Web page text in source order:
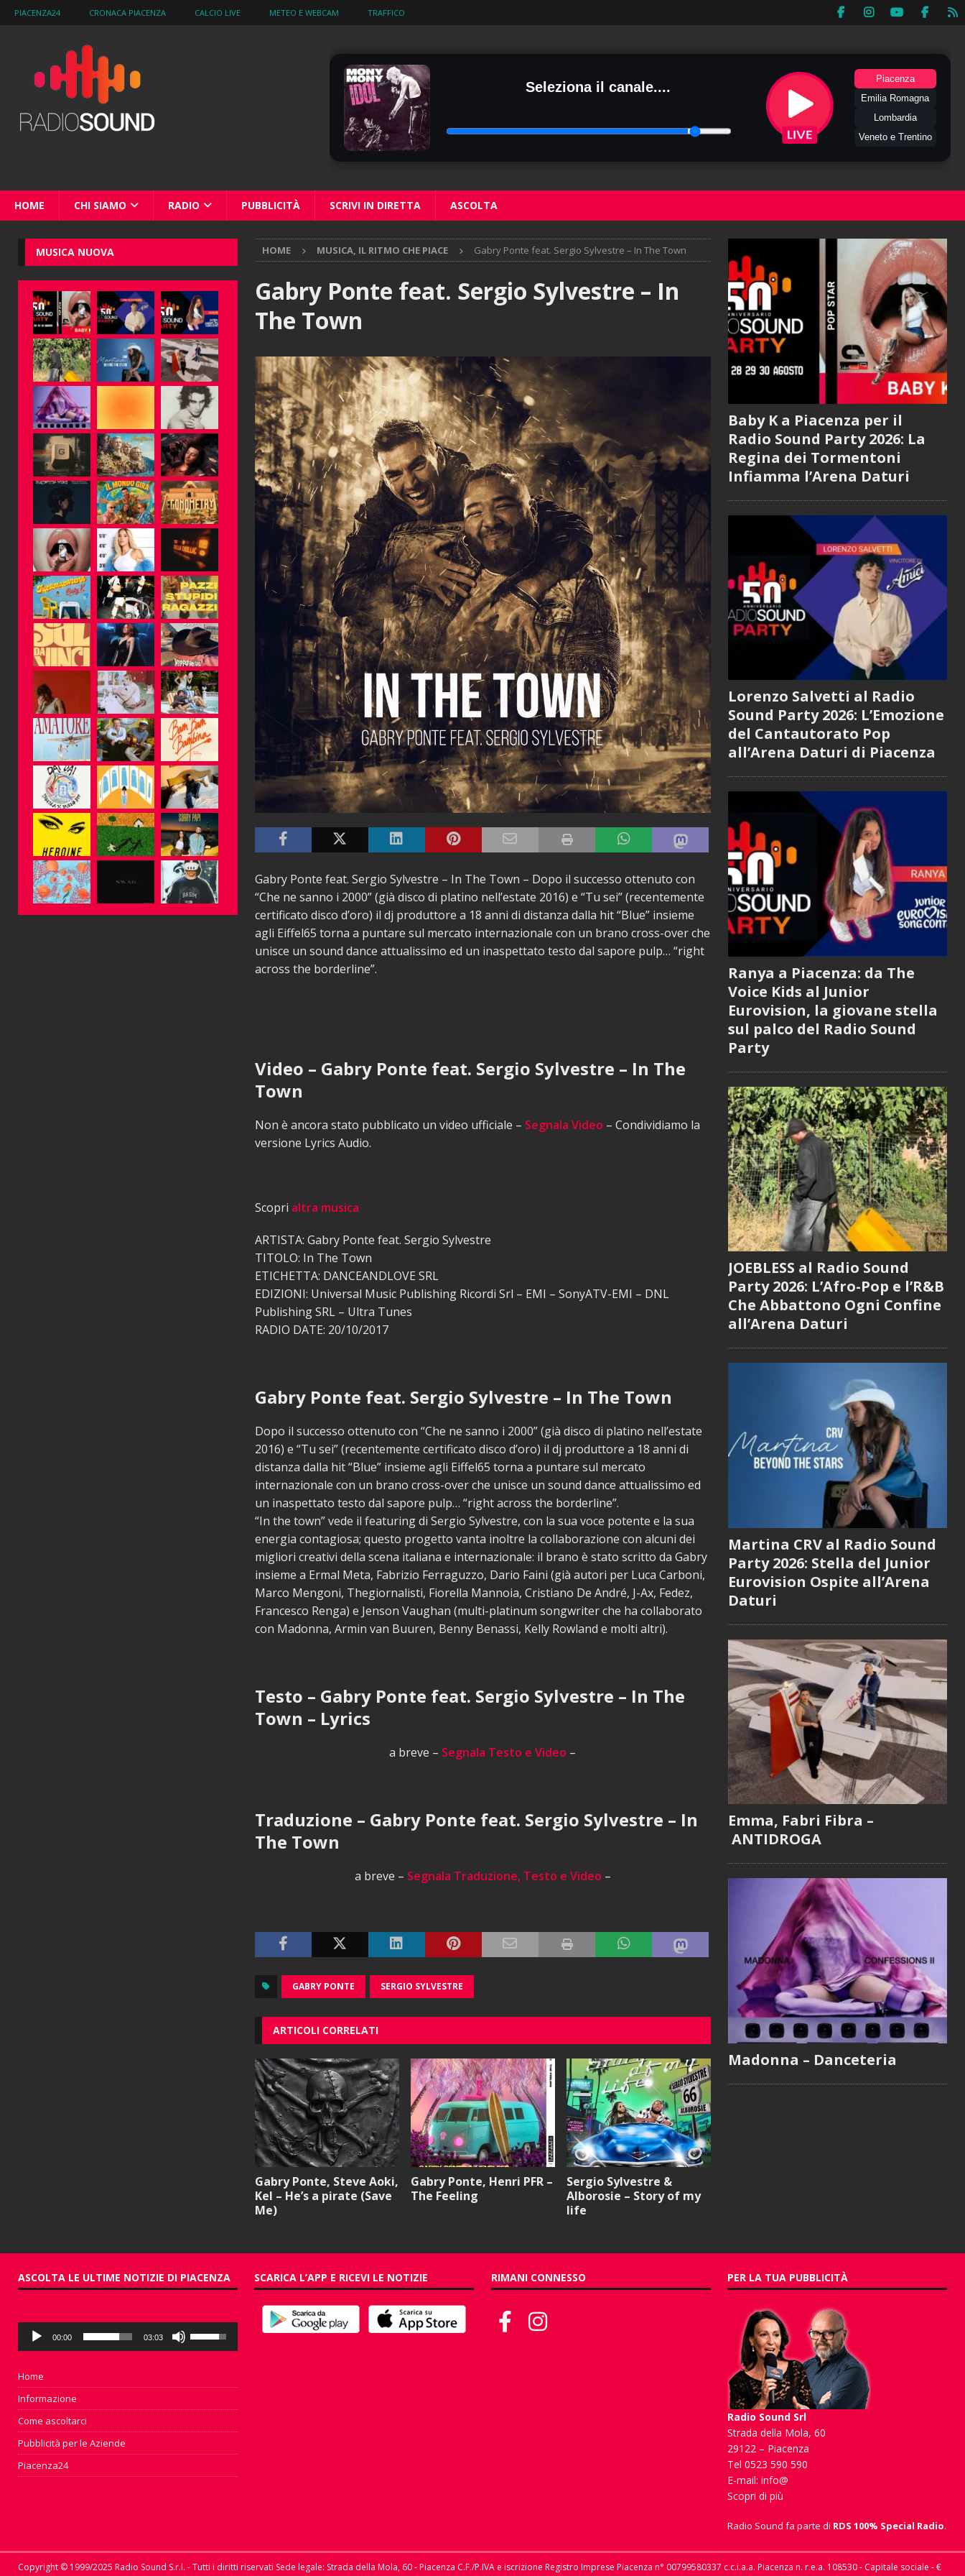
PIACENZA24 CRONACA PIACENZA CALCIO LIVE METEO E WEBCAM TRAFFICO
Seleziona il canale....
Piacenza
Emilia Romagna
Lombardia
Veneto e Trentino
HOME CHI SIAMO RADIO PUBBLICITÀ SCRIVI IN DIRETTA ASCOLTA
HOME MUSICA, IL RITMO CHE PIACE Gabry Ponte feat. Sergio Sylvestre – In The Town
Gabry Ponte feat. Sergio Sylvestre – In
The Town
Gabry Ponte feat. Sergio Sylvestre – In The Town – Dopo il successo ottenuto con
“Che ne sanno i 2000” (già disco di platino nell’estate 2016) e “Tu sei” (recentemente
certificato disco d’oro) il dj produttore a 18 anni di distanza dalla hit “Blue” insieme
agli Eiffel65 torna a puntare sul mercato internazionale con un brano cross-over che
unisce un sound dance attualissimo ed un inaspettato testo dal sapore pulp… “right
across the borderline”.
Video – Gabry Ponte feat. Sergio Sylvestre – In The
Town
Non è ancora stato pubblicato un video ufficiale – Segnala Video – Condividiamo la
versione Lyrics Audio.
Scopri altra musica
ARTISTA: Gabry Ponte feat. Sergio Sylvestre
TITOLO: In The Town
ETICHETTA: DANCEANDLOVE SRL
EDIZIONI: Universal Music Publishing Ricordi Srl – EMI – SonyATV-EMI – DNL
Publishing SRL – Ultra Tunes
RADIO DATE: 20/10/2017
Gabry Ponte feat. Sergio Sylvestre – In The Town
Dopo il successo ottenuto con “Che ne sanno i 2000” (già disco di platino nell’estate
2016) e “Tu sei” (recentemente certificato disco d’oro) il dj produttore a 18 anni di
distanza dalla hit “Blue” insieme agli Eiffel65 torna a puntare sul mercato
internazionale con un brano cross-over che unisce un sound dance attualissimo ed
un inaspettato testo dal sapore pulp… “right across the borderline”.
“In the town” vede il featuring di Sergio Sylvestre, con la sua voce potente e la sua
energia contagiosa; questo progetto vanta inoltre la collaborazione con alcuni dei
migliori creativi della scena italiana e internazionale: il brano è stato scritto da Gabry
insieme a Ermal Meta, Fabrizio Ferraguzzo, Dario Faini (già autori per Luca Carboni,
Marco Mengoni, Thegiornalisti, Fiorella Mannoia, Cristiano De André, J-Ax, Fedez,
Francesco Renga) e Jenson Vaughan (multi-platinum songwriter che ha collaborato
con Madonna, Armin van Buuren, Benny Benassi, Kelly Rowland e molti altri).
Testo – Gabry Ponte feat. Sergio Sylvestre – In The
Town – Lyrics
a breve – Segnala Testo e Video –
Traduzione – Gabry Ponte feat. Sergio Sylvestre – In
The Town
a breve – Segnala Traduzione, Testo e Video –
GABRY PONTE SERGIO SYLVESTRE
ARTICOLI CORRELATI
Gabry Ponte, Steve Aoki,
Kel – He’s a pirate (Save
Me)
Gabry Ponte, Henri PFR –
The Feeling
Sergio Sylvestre &
Alborosie – Story of my
life
MUSICA NUOVA
Baby K a Piacenza per il
Radio Sound Party 2026: La
Regina dei Tormentoni
Infiamma l’Arena Daturi
Lorenzo Salvetti al Radio
Sound Party 2026: L’Emozione
del Cantautorato Pop
all’Arena Daturi di Piacenza
Ranya a Piacenza: da The
Voice Kids al Junior
Eurovision, la giovane stella
sul palco del Radio Sound
Party
JOEBLESS al Radio Sound
Party 2026: L’Afro-Pop e l’R&B
Che Abbattono Ogni Confine
all’Arena Daturi
Martina CRV al Radio Sound
Party 2026: Stella del Junior
Eurovision Ospite all’Arena
Daturi
Emma, Fabri Fibra –
ANTIDROGA
Madonna – Danceteria
ASCOLTA LE ULTIME NOTIZIE DI PIACENZA
Audio
Player
00:00 03:03
i
su/giù
o
il
Home
Informazione
Come ascoltarci
Pubblicità per le Aziende
Piacenza24
SCARICA L’APP E RICEVI LE NOTIZIE RIMANI CONNESSO PER LA TUA PUBBLICITÀ
Radio Sound Srl
Strada della Mola, 60
29122 – Piacenza
Tel 0523 590 590
E-mail: info@
Scopri di più
Radio Sound fa parte di RDS 100% Special Radio.
Copyright © 1999/2025 Radio Sound S.r.l. - Tutti i diritti riservati Sede legale: Strada della Mola, 60 - Piacenza C.F./P.IVA e iscrizione Registro Imprese Piacenza n° 00799580337 c.c.i.a.a. Piacenza n. r.e.a. 108530 - Capitale sociale - €